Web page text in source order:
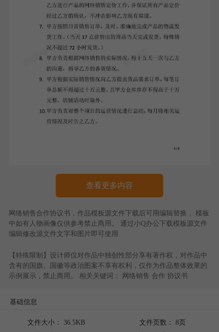
查看更多内容
网络销售合作协议书 ，作品模板源文件下载后可用编辑替换， 模板
中如有人物画像仅供参考禁止商用。 通过小Q办公下载模板源文件
编辑修改源文件文字和图片即可使用
【特殊限制】设计师仅对作品中独创性部分享有著作权，对作品中
含有的国旗、国徽等政治图案不享有权利，仅作为作品整体效果的
示例展示，禁止商用。 相关关键词：
网络销售 合作 协议书
基础信息
文件大小： 36.5KB
文件页数： 8页